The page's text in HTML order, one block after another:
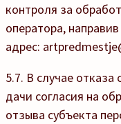
контроля за
оператора,
адрес:
5.7. В случае отказа
дачи согласия на
отзыва субъекта